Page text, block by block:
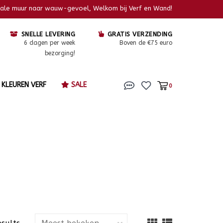
muur naar wauw-gevoel, Welkom bij Verf en Wand!
SNELLE LEVERING
6 dagen per week
bezorging!
GRATIS VERZENDING
Boven de €75 euro
KLEUREN VERF SALE 0